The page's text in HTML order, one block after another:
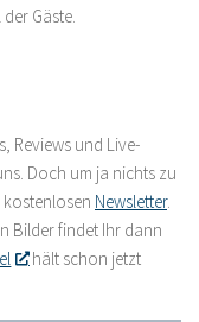
Gäste.
Reviews und Live-
Doch um ja nichts zu
Newsletter.
Bilder findet Ihr dann
hält schon jetzt